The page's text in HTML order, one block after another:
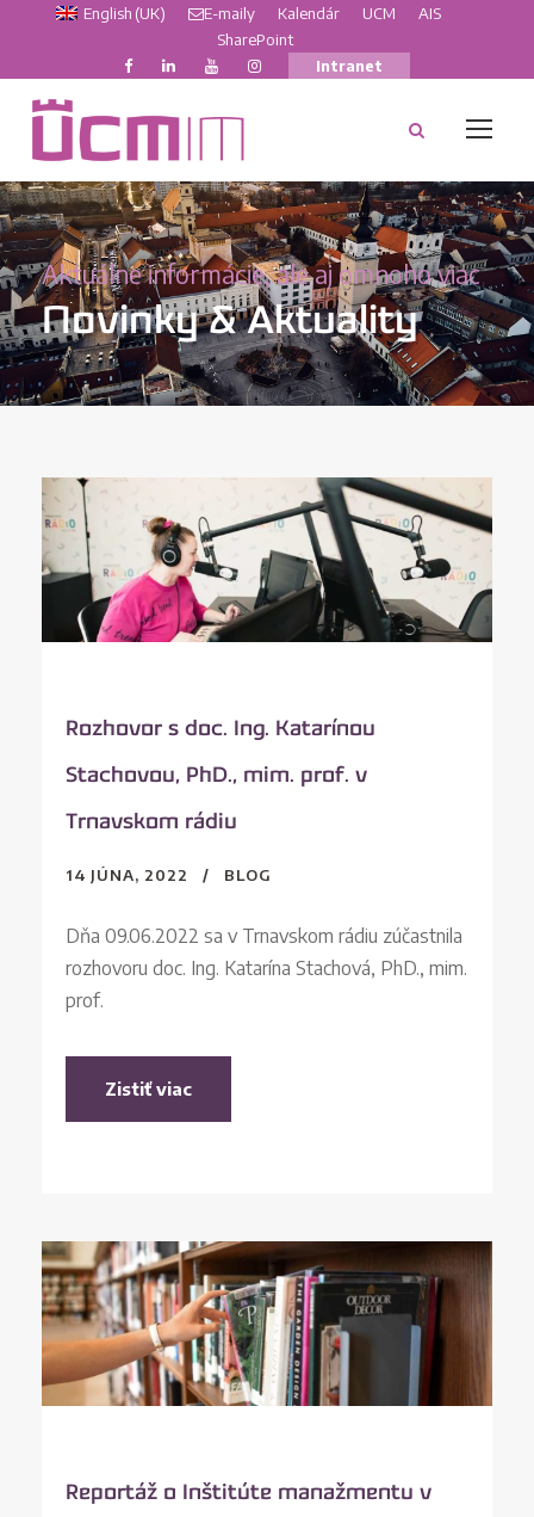
English (UK) E-maily Kalendár UCM
AIS
SharePoint
Intranet
Aktuálne informácie, ale aj omnoho viac
Novinky & Aktuality
Rozhovor s doc. Ing. Katarínou
Stachovou, PhD., mim. prof. v
Trnavskom rádiu
14 JÚNA, 2022 BLOG
Dňa 09.06.2022 sa v Trnavskom rádiu zúčastnila
rozhovoru doc. Ing. Katarína Stachová, PhD., mim.
prof.
Zistiť viac
Reportáž o Inštitúte manažmentu v